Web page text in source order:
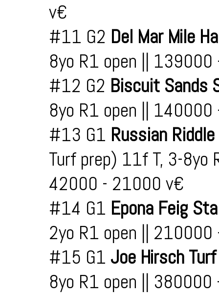
v€
#11 G2 Del Mar Mile
8yo R1 open ||
#12 G2 Biscuit Sands
8yo R1 open ||
#13 G1 Russian
Turf prep) 11f T, 3-
42000 - 21000 v€
#14 G1 Epona Feig
2yo R1 open ||
#15 G1 Joe Hirsch
8yo R1 open ||